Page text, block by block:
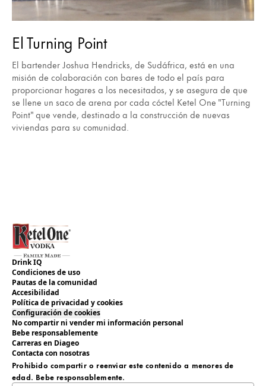
El Turning Point
El bartender Joshua Hendricks, de Sudáfrica, está en una
misión de colaboración con bares de todo el país para
proporcionar hogares a los necesitados, y se asegura de que
se llene un saco de arena por cada cóctel Ketel One "Turning
Point" que vende, destinado a la construcción de nuevas
viviendas para su comunidad.
Drink IQ
Condiciones de uso
Pautas de la comunidad
Accesibilidad
Política de privacidad y cookies
Configuración de cookies
No compartir ni vender mi información personal
Bebe responsablemente
Carreras en Diageo
Contacta con nosotras
Prohibido compartir o reenviar este contenido a menores de
edad. Bebe responsablemente.